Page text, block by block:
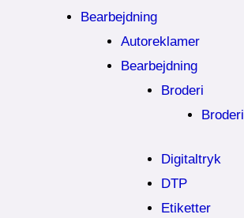
Bearbejdning
Autoreklamer
Bearbejdning
Broderi
Broderi
Digitaltryk
DTP
Etiketter